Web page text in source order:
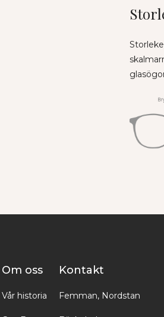
Om oss
Vår historia
Kontakt
Femman, Nordstan